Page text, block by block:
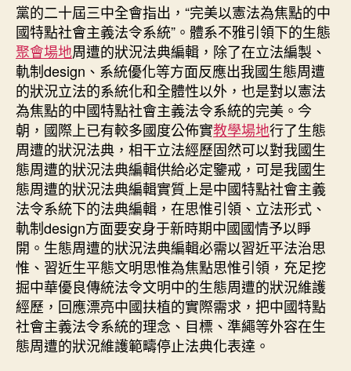
黨的二十屆三中全會指出，“完美以憲法為焦點的中
國特點社會主義法令系統”。體系不雅引領下的生態
聚會場地周遭的狀況法典編輯，除了在立法編製、
軌制design、系統優化等方面反應出我國生態周遭
的狀況立法的系統化和全體性以外，也是對以憲法
為焦點的中國特點社會主義法令系統的完美。今
朝，國際上已有較多國度公佈實教學場地行了生態
周遭的狀況法典，相干立法經歷固然可以對我國生
態周遭的狀況法典編輯供給必定鑒戒，可是我國生
態周遭的狀況法典編輯實質上是中國特點社會主義
法令系統下的法典編輯，在思惟引領、立法形式、
軌制design方面要安身于新時期中國國情予以睜
開。生態周遭的狀況法典編輯必需以習近平法治思
惟、習近生平態文明思惟為焦點思惟引領，充足挖
掘中華優良傳統法令文明中的生態周遭的狀況維護
經歷，回應漂亮中國扶植的實際需求，把中國特點
社會主義法令系統的理念、目標、準繩等外容在生
態周遭的狀況維護範疇停止法典化表達。